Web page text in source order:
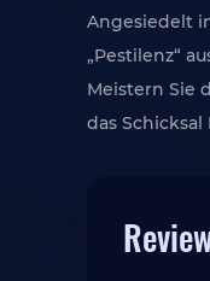
Angesiedelt
„Pestilenz“
Meistern Sie
das